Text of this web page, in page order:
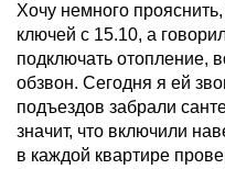
Хочу немного
ключей с 15.10, а
подключать отопление,
обзвон. Сегодня я ей
подъездов забрали
значит, что включили
в каждой квартире